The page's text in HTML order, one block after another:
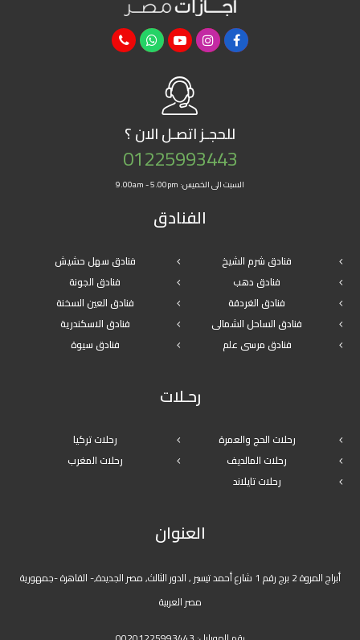
للحجـزاتصـل الان ؟
01225993443
السبت الى الخميس: 9.00am - 5.00pm
الفنادق
فنادق شرم الشيخ
فنادق سهل حشيش
فنادق دهب
فنادق الجونة
فنادق الغردقة
فنادق العين السخنة
فنادق الساحل الشمالى
فنادق الاسكندرية
فنادق مرسى علم
فنادق سيوة
رحـلات
رحلات الحج والعمرة
رحلات تركيا
رحلات المالديف
رحلات المغرب
رحلات تايلاند
العنوان
أبراج المروة 2 برج رقم 1 شارع أحمد تيسير , الدور الثالث, مصر الجديدة,- القاهرة -جمهورية
مصر العربية